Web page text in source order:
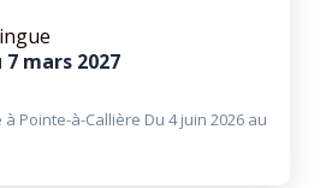
7 mars 2027
Pointe-à-Callière Du 4 juin 2026 au